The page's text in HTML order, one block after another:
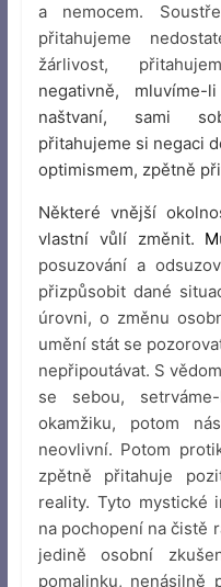
a nemocem.
přitahujeme
žárlivost,
negativně,
naštvaní, sami
přitahujeme si negaci
optimismem, zpětně
Některé vnější
vlastní vůlí změnit. M
posuzování a
přizpůsobit dané
úrovni, o změnu
umění stát se
nepřipoutávat. S
se sebou,
okamžiku, potom
neovlivní. Potom
zpětně přitahuje
reality. Tyto mystické
na pochopení na čistě
jedině osobní
pomalinku, nenásilně